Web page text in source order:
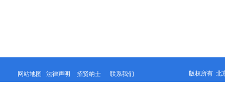
联系我们 版权所有 北
法律声明
网站地图 招贤纳士